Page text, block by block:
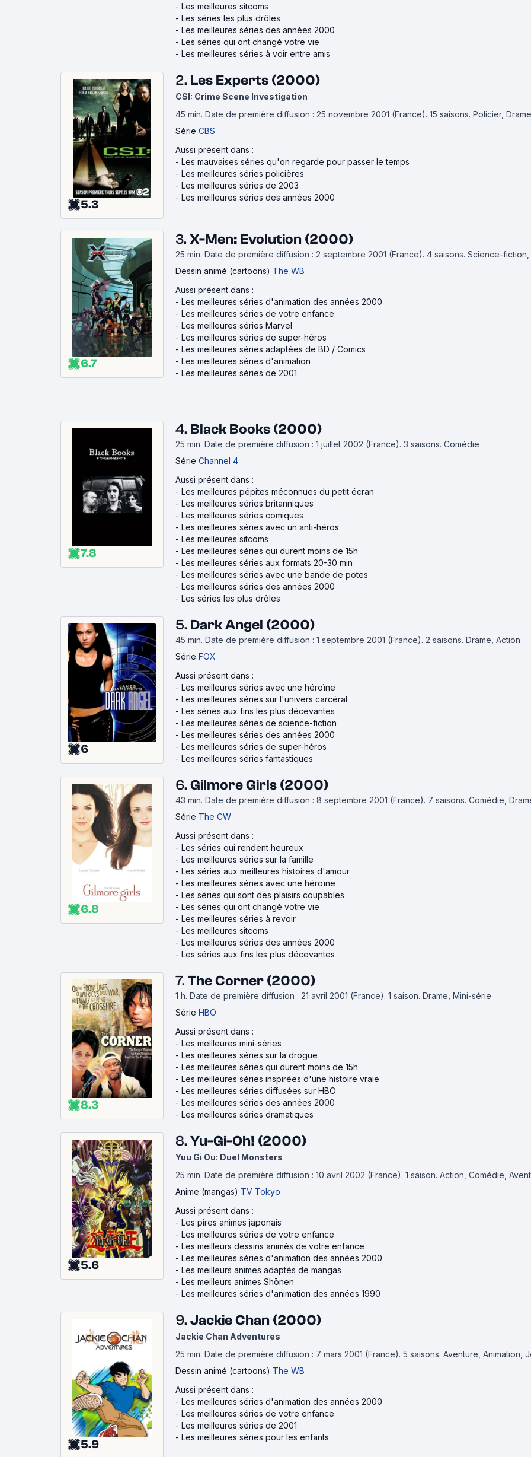
- Les meilleures sitcoms
- Les séries les plus drôles
- Les meilleures séries des années 2000
- Les séries qui ont changé votre vie
- Les meilleures séries à voir entre amis
5.3
2. Les Experts (2000)
CSI: Crime Scene Investigation
45 min. Date de première diffusion : 25 novembre 2001 (France). 15 saisons. Policier, Drame
Série CBS
Aussi présent dans :
- Les mauvaises séries qu'on regarde pour passer le temps
- Les meilleures séries policières
- Les meilleures séries de 2003
- Les meilleures séries des années 2000
6.7
3. X-Men: Evolution (2000)
25 min. Date de première diffusion : 2 septembre 2001 (France). 4 saisons. Science-fiction,
Dessin animé (cartoons) The WB
Aussi présent dans :
- Les meilleures séries d'animation des années 2000
- Les meilleures séries de votre enfance
- Les meilleures séries Marvel
- Les meilleures séries de super-héros
- Les meilleures séries adaptées de BD / Comics
- Les meilleures séries d'animation
- Les meilleures séries de 2001
7.8
4. Black Books (2000)
25 min. Date de première diffusion : 1 juillet 2002 (France). 3 saisons. Comédie
Série Channel 4
Aussi présent dans :
- Les meilleures pépites méconnues du petit écran
- Les meilleures séries britanniques
- Les meilleures séries comiques
- Les meilleures séries avec un anti-héros
- Les meilleures sitcoms
- Les meilleures séries qui durent moins de 15h
- Les meilleures séries aux formats 20-30 min
- Les meilleures séries avec une bande de potes
- Les meilleures séries des années 2000
- Les séries les plus drôles
6
5. Dark Angel (2000)
45 min. Date de première diffusion : 1 septembre 2001 (France). 2 saisons. Drame, Action
Série FOX
Aussi présent dans :
- Les meilleures séries avec une héroïne
- Les meilleures séries sur l'univers carcéral
- Les séries aux fins les plus décevantes
- Les meilleures séries de science-fiction
- Les meilleures séries des années 2000
- Les meilleures séries de super-héros
- Les meilleures séries fantastiques
6.8
6. Gilmore Girls (2000)
43 min. Date de première diffusion : 8 septembre 2001 (France). 7 saisons. Comédie,
Série The CW
Aussi présent dans :
- Les séries qui rendent heureux
- Les meilleures séries sur la famille
- Les séries aux meilleures histoires d'amour
- Les meilleures séries avec une héroïne
- Les séries qui sont des plaisirs coupables
- Les séries qui ont changé votre vie
- Les meilleures séries à revoir
- Les meilleures sitcoms
- Les meilleures séries des années 2000
- Les séries aux fins les plus décevantes
8.3
7. The Corner (2000)
1 h. Date de première diffusion : 21 avril 2001 (France). 1 saison. Drame, Mini-série
Série HBO
Aussi présent dans :
- Les meilleures mini-séries
- Les meilleures séries sur la drogue
- Les meilleures séries qui durent moins de 15h
- Les meilleures séries inspirées d'une histoire vraie
- Les meilleures séries diffusées sur HBO
- Les meilleures séries des années 2000
- Les meilleures séries dramatiques
5.6
8. Yu-Gi-Oh! (2000)
Yuu Gi Ou: Duel Monsters
25 min. Date de première diffusion : 10 avril 2002 (France). 1 saison. Action, Comédie,
Anime (mangas) TV Tokyo
Aussi présent dans :
- Les pires animes japonais
- Les meilleures séries de votre enfance
- Les meilleurs dessins animés de votre enfance
- Les meilleures séries d'animation des années 2000
- Les meilleurs animes adaptés de mangas
- Les meilleurs animes Shōnen
- Les meilleures séries d'animation des années 1990
5.9
9. Jackie Chan (2000)
Jackie Chan Adventures
25 min. Date de première diffusion : 7 mars 2001 (France). 5 saisons. Aventure, Animation,
Dessin animé (cartoons) The WB
Aussi présent dans :
- Les meilleures séries d'animation des années 2000
- Les meilleures séries de votre enfance
- Les meilleures séries de 2001
- Les meilleures séries pour les enfants